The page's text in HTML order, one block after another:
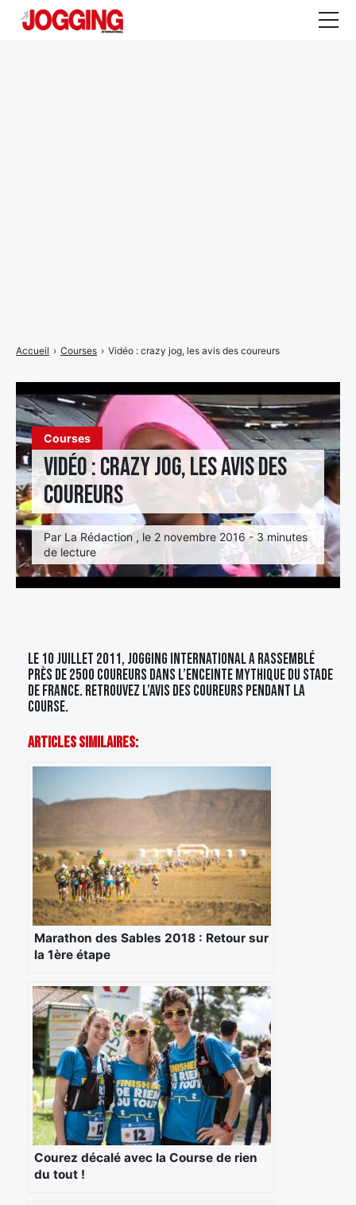
Courses
Vidéo : crazy jog, les avis des
coureurs
Par La Rédaction , le 2 novembre 2016 - 3 minutes
de lecture
Accueil › Courses › Vidéo : crazy jog, les avis des coureurs
Le 10 Juillet 2011, Jogging International a rassemblé
près de 2500 coureurs dans l’enceinte mythique du stade
de France. Retrouvez l’avis des coureurs pendant la
course.
Articles Similaires:
Marathon des Sables 2018 : Retour sur
la 1ère étape
Courez décalé avec la Course de rien
du tout !
Élément
de
menu
Élément
de
menu
Élément
de
menu